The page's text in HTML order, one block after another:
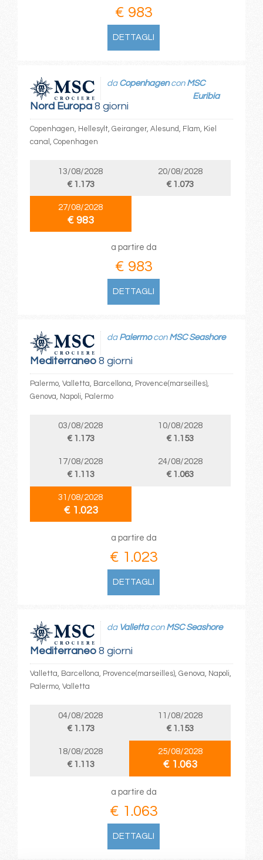
€ 983
DETTAGLI
Nord Europa8 giorni
da Copenhagencon MSC
Euribia
Copenhagen, Hellesylt, Geiranger, Alesund, Flam, Kiel
canal, Copenhagen
13/08/2028
€ 1.173
20/08/2028
€ 1.073
27/08/2028
€ 983
a partire da
€ 983
DETTAGLI
Mediterraneo8 giorni
da Palermocon MSC Seashore
Palermo, Valletta, Barcellona, Provence(marseilles),
Genova, Napoli, Palermo
03/08/2028
€ 1.173
10/08/2028
€ 1.153
17/08/2028
€ 1.113
24/08/2028
€ 1.063
31/08/2028
€ 1.023
a partire da
€ 1.023
DETTAGLI
Mediterraneo8 giorni
da Vallettacon MSC Seashore
Valletta, Barcellona, Provence(marseilles), Genova, Napoli,
Palermo, Valletta
04/08/2028
€ 1.173
11/08/2028
€ 1.153
18/08/2028
€ 1.113
25/08/2028
€ 1.063
a partire da
€ 1.063
DETTAGLI